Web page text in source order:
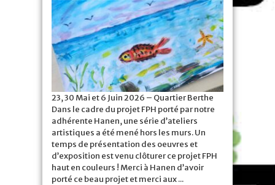
du
projet
« Main
dans
la
main,
Quartier
en
fête »
!
23, 30 Mai et 6 Juin 2026 – Quartier Berthe
Dans le cadre du projet FPH porté par notre
adhérente Hanen, une série d’ateliers
artistiques a été mené hors les murs. Un
temps de présentation des oeuvres et
d’exposition est venu clôturer ce projet FPH
haut en couleurs ! Merci à Hanen d’avoir
porté ce beau projet et merci aux ...